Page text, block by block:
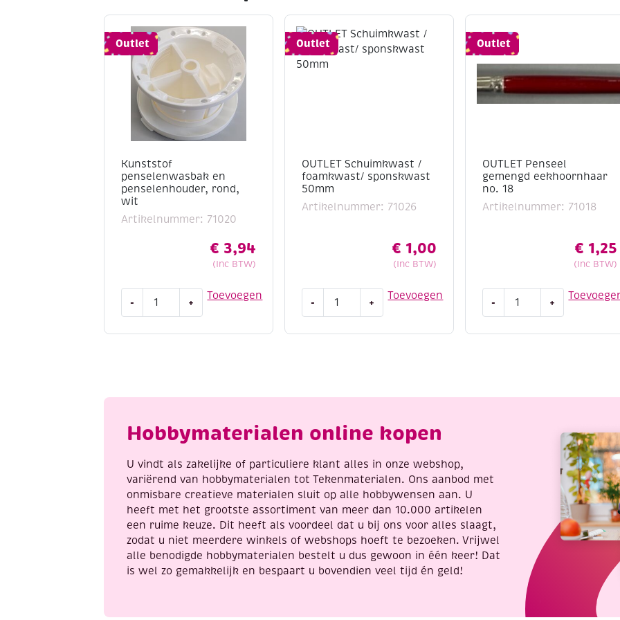
Outlet
Kunststof
penselenwasbak en
penselenhouder, rond,
wit
Artikelnummer: 71020
€ 3,94
(Inc BTW)
Toevoegen
-
penselenwasbak
+
Outlet
OUTLET Schuimkwast /
foamkwast/ sponskwast
50mm
Artikelnummer: 71026
€ 1,00
(Inc BTW)
Toevoegen
-
Schuimkwast
+
Outlet
OUTLET Penseel
gemengd eekhoornhaar
no. 18
Artikelnummer: 71018
€ 1,25
(Inc BTW)
-
Penseel
+
Hobbymaterialen online kopen
U vindt als zakelijke of particuliere klant alles in onze webshop,
variërend van hobbymaterialen tot Tekenmaterialen. Ons aanbod met
onmisbare creatieve materialen sluit op alle hobbywensen aan. U
heeft met het grootste assortiment van meer dan 10.000 artikelen
een ruime keuze. Dit heeft als voordeel dat u bij ons voor alles slaagt,
zodat u niet meerdere winkels of webshops hoeft te bezoeken. Vrijwel
alle benodigde hobbymaterialen bestelt u dus gewoon in één keer! Dat
is wel zo gemakkelijk en bespaart u bovendien veel tijd én geld!